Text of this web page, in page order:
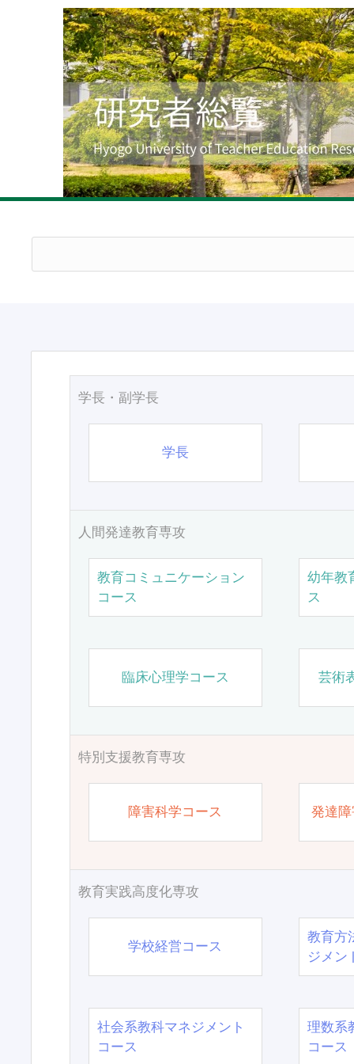
学長・副学長
学長
人間発達教育専攻
教育コミュニケーション
コース
幼年教
ス
臨床心理学コース 芸術
特別支援教育専攻
障害科学コース 発達
教育実践高度化専攻
学校経営コース
教育方
ジメン
社会系教科マネジメント
コース
理数系
コース